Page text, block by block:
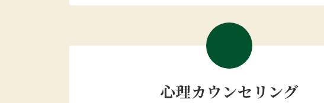
心理カウンセリング